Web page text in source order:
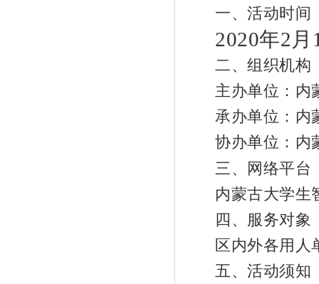
一、活动时间
2020年2
二、组织机构
主办单位：内
承办单位：内
协办单位：内
三、网络平台
内蒙古大学生
四、服务对象
区内外各用人
五、活动须知